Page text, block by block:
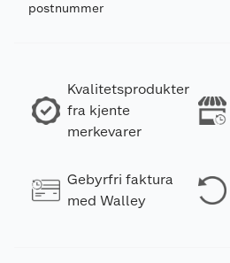
postnummer
Kvalitetsprodukter
fra kjente
merkevarer
Gebyrfri faktura
med Walley